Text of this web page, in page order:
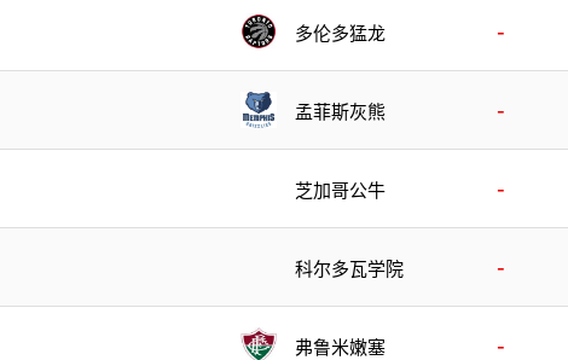
多伦多猛龙 -
孟菲斯灰熊 -
芝加哥公牛 -
科尔多瓦学院 -
弗鲁米嫩塞 -